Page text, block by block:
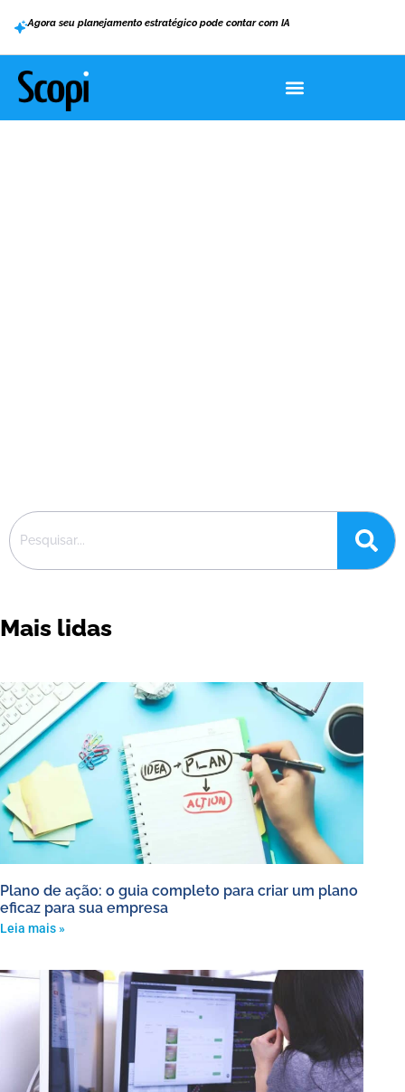
Agora seu planejamento estratégico pode contar com IA
Mais lidas
Plano de ação: o guia completo para criar um plano
eficaz para sua empresa
Leia mais »